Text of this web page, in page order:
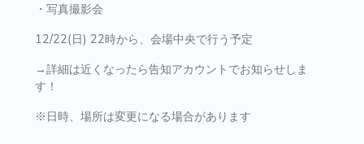
・写真撮影会
12/22(日) 22時から、会場中央で行う予定
→詳細は近くなったら告知アカウントでお知らせしま
す！
※日時、場所は変更になる場合があります